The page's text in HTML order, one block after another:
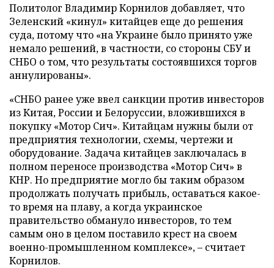
Политолог Владимир Корнилов добавляет, что
Зеленский «кинул» китайцев еще до решения
суда, потому что «на Украине было принято уже
немало решений, в частности, со стороны СБУ и
СНБО о том, что результаты состоявшихся торгов
аннулированы».
«СНБО ранее уже ввел санкции против инвесторов
из Китая, России и Белоруссии, вложившихся в
покупку «Мотор Сич». Китайцам нужны были от
предприятия технологии, схемы, чертежи и
оборудование. Задача китайцев заключалась в
полном переносе производства «Мотор Сич» в
КНР. Но предприятие могло бы таким образом
продолжать получать прибыль, оставаться какое-
то время на плаву, а когда украинское
правительство обмануло инвесторов, то тем
самым оно в целом поставило крест на своем
военно-промышленном комплексе», – считает
Корнилов.